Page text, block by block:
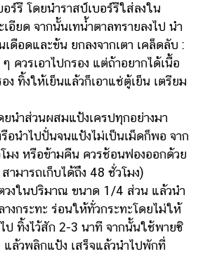
รี โดยนำราสป์เบอร์รีใส่ลงใน
อียด จากนั้นเทน้ำตาลทรายลงไป นำ
ดือดและข้น ยกลงจากเตา เคล็ดลับ :
ควรเอาไปกรอง แต่ถ้าอยากได้เนื้อ
ง ทิ้งให้เย็นแล้วก็เอาแช่ตู้เย็น เตรียม
นำส่วนผสมแป้งเครปทุกอย่างมา
อนำไปปั่นจนแป้งไม่เป็นเม็ดก็พอ จาก
มง หรือข้ามคืน ควรช้อนฟองออกด้วย
ามารถเก็บได้ถึง 48 ชั่วโมง)
งในปริมาณ ขนาด 1/4 ส่วน แล้วนำ
งกระทะ ร่อนให้ทั่วกระทะโดยไม่ให้
ป ทิ้งไว้สัก 2-3 นาที จากนั้นใช้พายซิ
ล้วพลิกแป้ง เสร็จแล้วนำไปพักที่